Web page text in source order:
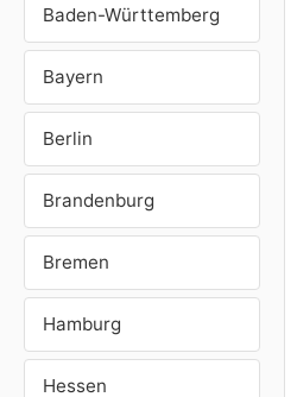
Baden-Württemberg
Bayern
Berlin
Brandenburg
Bremen
Hamburg
Hessen